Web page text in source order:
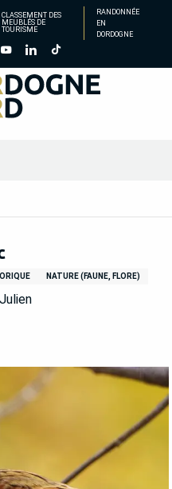
CLASSEMENT DES
MEUBLÉS DE
TOURISME
RANDONNÉE
EN
DORDOGNE
NATURE (FAUNE, FLORE)